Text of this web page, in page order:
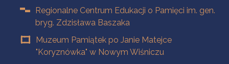
Regionalne Centrum Edukacji o Pamięci im. gen.
bryg. Zdzisława Baszaka
Muzeum Pamiątek po Janie Matejce
"Koryznówka" w Nowym Wiśniczu